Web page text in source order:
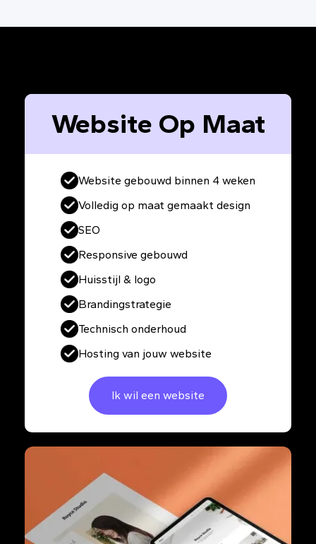
Website Op Maat
Website gebouwd binnen 4 weken
Volledig op maat gemaakt design
SEO
Responsive gebouwd
Huisstijl & logo
Brandingstrategie
Technisch onderhoud
Hosting van jouw website
Ik wil een website